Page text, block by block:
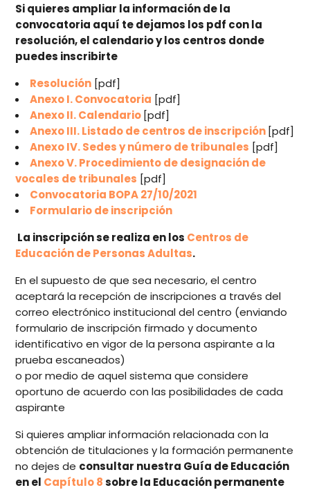
Si quieres ampliar la información de la
convocatoria aquí te dejamos los pdf con la
resolución, el calendario y los centros donde
puedes inscribirte
Resolución [pdf]
Anexo I. Convocatoria [pdf]
Anexo II. Calendario[pdf]
Anexo III. Listado de centros de inscripción[pdf]
Anexo IV. Sedes y número de tribunales [pdf]
Anexo V. Procedimiento de designación de
vocales de tribunales [pdf]
Convocatoria BOPA 27/10/2021
Formulario de inscripción
La inscripción se realiza en los Centros de
Educación de Personas Adultas.
En el supuesto de que sea necesario, el centro
aceptará la recepción de inscripciones a través del
correo electrónico institucional del centro (enviando
formulario de inscripción firmado y documento
identificativo en vigor de la persona aspirante a la
prueba escaneados)
o por medio de aquel sistema que considere
oportuno de acuerdo con las posibilidades de cada
aspirante
Si quieres ampliar información relacionada con la
obtención de titulaciones y la formación permanente
no dejes de consultar nuestra Guía de Educación
en el Capítulo 8sobre la Educación permanente